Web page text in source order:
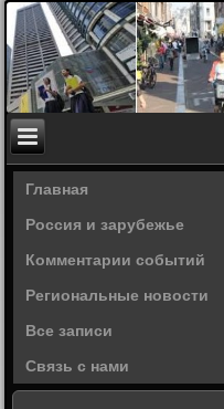
Главная
Россия и зарубежье
Комментарии событий
Региональные новости
Все записи
Связь с нами